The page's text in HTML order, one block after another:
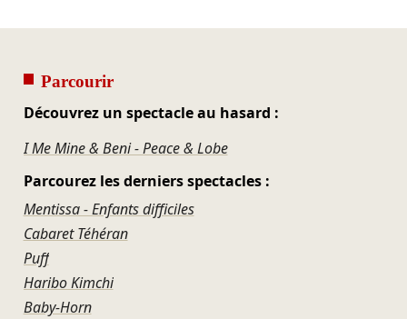
Parcourir
Découvrez un spectacle au hasard :
I Me Mine & Beni - Peace & Lobe
Parcourez les derniers spectacles :
Mentissa - Enfants difficiles
Cabaret Téhéran
Puff
Haribo Kimchi
Baby-Horn